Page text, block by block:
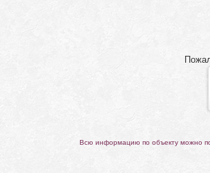
Всю информацию по объекту можно